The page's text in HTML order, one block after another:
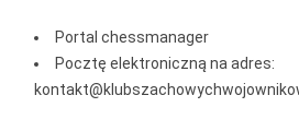
Portal chessmanager
Pocztę elektroniczną na adres: